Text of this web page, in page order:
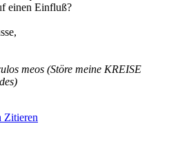
einen Einfluß?
meos (Störe meine KREISE
Zitieren